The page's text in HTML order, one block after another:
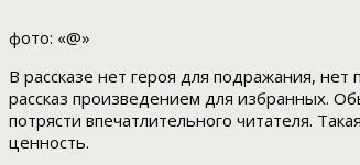
фото: «@»
В рассказе нет героя для подражания,
рассказ произведением для избранных.
потрясти впечатлительного читателя.
ценность.